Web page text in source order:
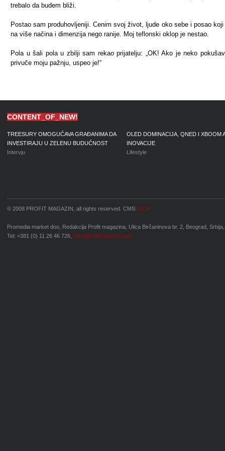
trebalo da budem bliži.
Postao sam produhovljeniji. Cenim svoj život, ljude oko sebe i posao koji
na više načina i dimenzija nego ranije. Moj teflonski oklop je nestao.
Pola u šali pola u zbilji sam rekao prijatelju: „OK! Ako je neko
privuče moju pažnju, uspeo je!“
CONTENT_OF_NEW!
TREESURY OMOGUĆAVA GRAĐANIMA DA
INVESTIRAJU U ZELENU BUDUĆNOST
Intervju
OLED DOMINACIJA, QNED I XBOOM
INOVACIJE
Lifestyle
© 2008 PROFIT MAGAZIN, all rights reserved. CMS: OCP
Promedia market doo, Redakcija Profit magazina, Ulica Birčaninova br. 2, Beograd, Srbija,
Tel: +381 (0) 11 26 46 726, info@profitmagazin.com